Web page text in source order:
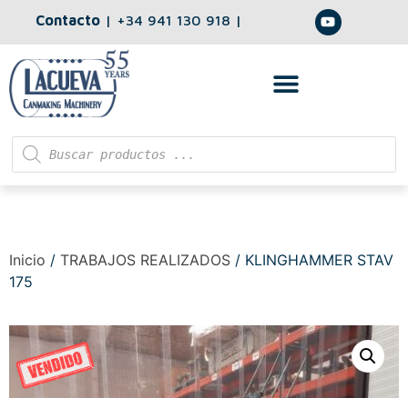
Contacto | +34 941 130 918 |
Inicio / TRABAJOS REALIZADOS / KLINGHAMMER STAV
175